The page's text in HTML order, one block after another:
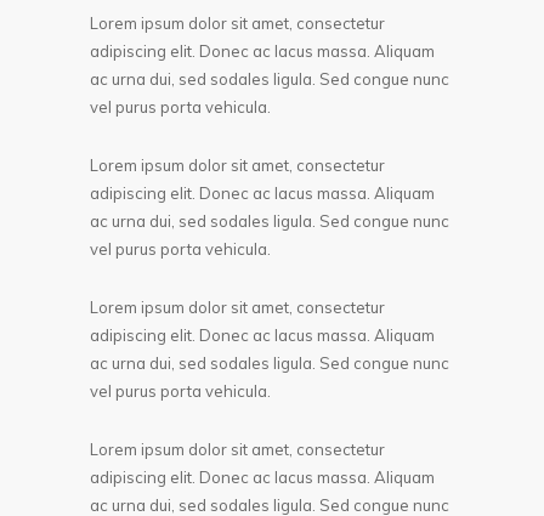
Lorem ipsum dolor sit amet, consectetur
adipiscing elit. Donec ac lacus massa. Aliquam
ac urna dui, sed sodales ligula. Sed congue nunc
vel purus porta vehicula.
Lorem ipsum dolor sit amet, consectetur
adipiscing elit. Donec ac lacus massa. Aliquam
ac urna dui, sed sodales ligula. Sed congue nunc
vel purus porta vehicula.
Lorem ipsum dolor sit amet, consectetur
adipiscing elit. Donec ac lacus massa. Aliquam
ac urna dui, sed sodales ligula. Sed congue nunc
vel purus porta vehicula.
Lorem ipsum dolor sit amet, consectetur
adipiscing elit. Donec ac lacus massa. Aliquam
ac urna dui, sed sodales ligula. Sed congue nunc